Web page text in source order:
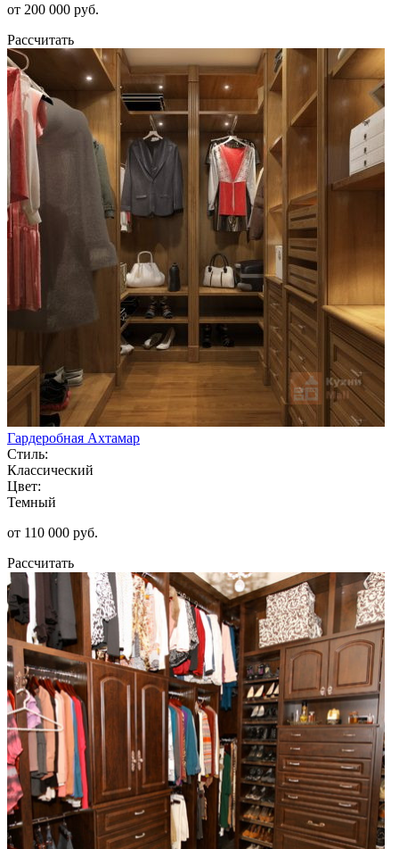
от 200 000 руб.
Рассчитать
Гардеробная Ахтамар
Стиль:
Классический
Цвет:
Темный
от 110 000 руб.
Рассчитать